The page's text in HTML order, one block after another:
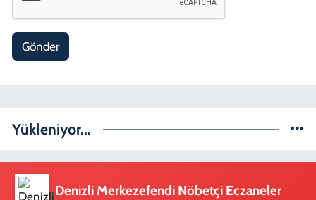
Gönder
Yükleniyor...
Denizli Merkezefendi Nöbetçi Eczaneler